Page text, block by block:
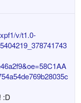
v/t1.0-
:D